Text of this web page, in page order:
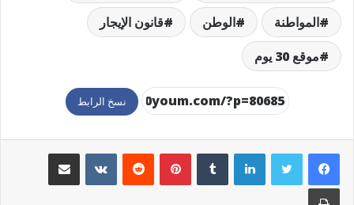
المواطنة
الوطن
قانون الإيجار
موقع 30 يوم
نسخ الرابط
لينكدإن بينتيريست مشاركة عبر البريد
طباعة